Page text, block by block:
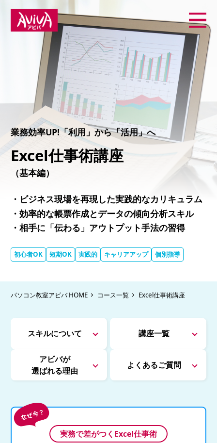
業務効率UP!「利用」から「活用」へ
Excel仕事術講座
（基本編）
・ビジネス現場を再現した実践的なカリキュラム
・効率的な帳票作成とデータの傾向分析スキル
・相手に「伝わる」アウトプット手法の習得
初心者OK 短期OK 実践的 キャリアアップ 個別指導
パソコン教室アビバ HOME コース一覧 Excel仕事術講座
スキルについて 講座一覧
アビバが
選ばれる理由
よくあるご質問
実務で差がつくExcel仕事術